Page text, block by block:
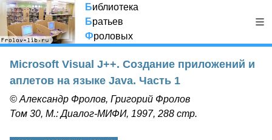
Библиотека
Братьев
Фроловых
Microsoft Visual J++. Создание приложений и
аплетов на языке Java. Часть 1
© Александр Фролов, Григорий Фролов
Том 30, М.: Диалог-МИФИ, 1997, 288 стр.